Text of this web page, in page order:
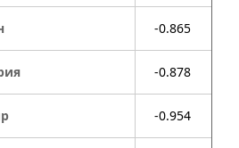
-0.865
-0.878
-0.954